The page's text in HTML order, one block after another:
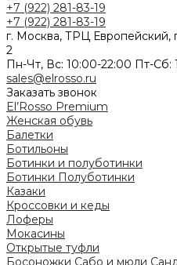
+7 (922) 281-83-19
+7 (922) 281-83-19
г. Москва, ТРЦ Европейский,
2
Пн-Чт, Вс: 10:00-22:00 Пт-Сб:
sales@elrosso.ru
Заказать звонок
El’Rosso Premium
Женская обувь
Балетки
Ботильоны
Ботинки и полуботинки
Ботинки Полуботинки
Казаки
Кроссовки и кеды
Лоферы
Мокасины
Открытые туфли
Босоножки Сабо и мюли